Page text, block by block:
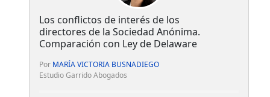
Los conflictos de interés de los
directores de la Sociedad Anónima.
Comparación con Ley de Delaware
Por MARÍA VICTORIA BUSNADIEGO
Estudio Garrido Abogados